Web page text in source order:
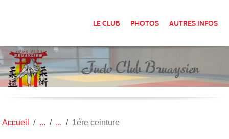
LE CLUB PHOTOS AUTRES INFOS
Accueil 1ére ceinture